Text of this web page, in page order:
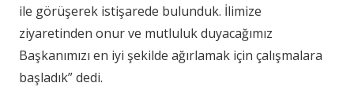
ile görüşerek istişarede bulunduk. İlimize
ziyaretinden onur ve mutluluk duyacağımız
Başkanımızı en iyi şekilde ağırlamak için çalışmalara
başladık” dedi.